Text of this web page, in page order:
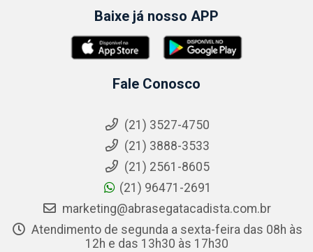
Baixe já nosso APP
Fale Conosco
(21) 3527-4750
(21) 3888-3533
(21) 2561-8605
(21) 96471-2691
marketing@abrasegatacadista.com.br
Atendimento de segunda a sexta-feira das 08h às
12h e das 13h30 às 17h30